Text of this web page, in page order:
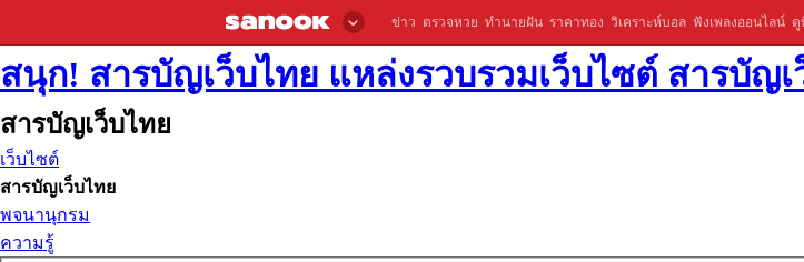
ข่าว ตรวจหวย ทำนายฝัน ราคาทอง วิเคราะห์บอล ฟังเพลงออนไลน์ ดู
สนุก! สารบัญเว็บไทย แหล่งรวบรวมเว็บไซต์ สารบัญ
สารบัญเว็บไทย
เว็บไซต์
สารบัญเว็บไทย
พจนานุกรม
ความรู้